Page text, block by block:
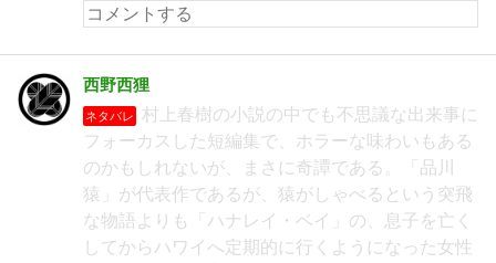
西野西狸
ネタバレ
村上春樹の小説の中でも不思議な出来事に
フォーカスした短編集で、ホラーな味わいもある
のかもしれないが、まさに奇譚である。「品川
猿」が代表作であるが、猿がしゃべるという突飛
な物語よりも「ハナレイ・ベイ」の、息子を亡く
してからハワイへ定期的に行くようになった女性